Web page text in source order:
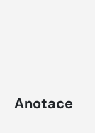
Anotace